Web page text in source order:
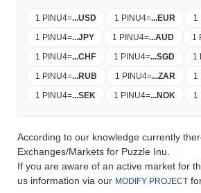
1 PINU4=...USD 1 PINU4=...EUR 1
1 PINU4=...JPY 1 PINU4=...AUD 1
1 PINU4=...CHF 1 PINU4=...SGD 1
1 PINU4=...RUB 1 PINU4=...ZAR 1
1 PINU4=...SEK 1 PINU4=...NOK 1
According to our knowledge currently
Exchanges/Markets for Puzzle Inu.
If you are aware of an active market for
us information via our MODIFY PROJECT